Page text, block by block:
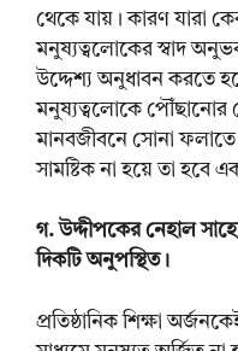
থেকে যায়। কারণ যারা
মনুষ্যত্বলোকের স্বাদ
উদ্দেশ্য অনুধাবন করতে
মনুষ্যত্বলোকে পৌঁছানোর
মানবজীবনে সোনা
সামষ্টিক না হয়ে তা হবে
গ. উদ্দীপকের নেহাল
দিকটি অনুপস্থিত।
প্রতিষ্ঠানিক শিক্ষা